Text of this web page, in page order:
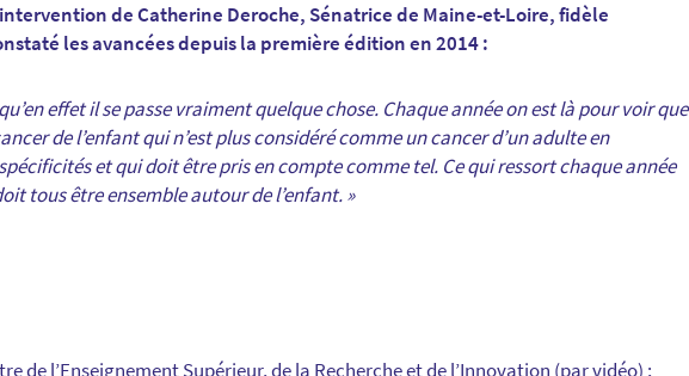
de Catherine Deroche, Sénatrice de Maine-et-Loire, fidèle
les avancées depuis la première édition en 2014 :
effet il se passe vraiment quelque chose. Chaque année on est là pour voir que
de l’enfant qui n’est plus considéré comme un cancer d’un adulte en
et qui doit être pris en compte comme tel. Ce qui ressort chaque année
tous être ensemble autour de l’enfant. »
de l’Enseignement Supérieur, de la Recherche et de l’Innovation (par vidéo) ;